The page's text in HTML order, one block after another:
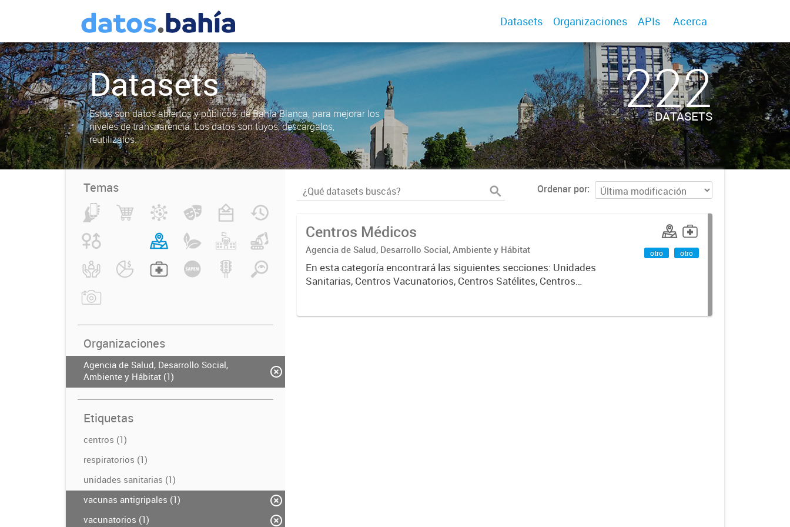
Datasets Organizaciones APIs Acerca
Datasets
Estos son datos abiertos y públicos, de Bahía Blanca, para mejorar los
niveles de transparencia. Los datos son tuyos, descargalos,
reutilizalos.
222
DATASETS
Temas
Organizaciones
Agencia de Salud, Desarrollo Social,
Ambiente y Hábitat (1)
Etiquetas
centros (1)
respiratorios (1)
unidades sanitarias (1)
vacunas antigripales (1)
vacunatorios (1)
Ordenar por
Centros Médicos
Agencia de Salud, Desarrollo Social, Ambiente y Hábitat
En esta categoría encontrará las siguientes secciones: Unidades
Sanitarias, Centros Vacunatorios, Centros Satélites, Centros
otro otro